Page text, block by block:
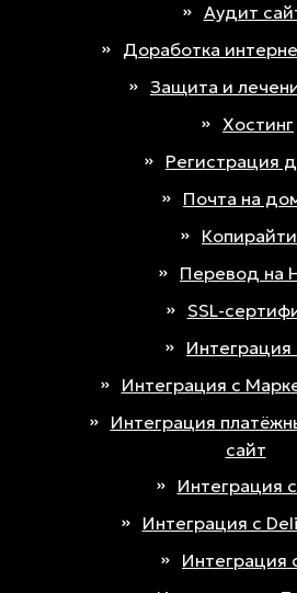
Аудит
Доработка
Защита и
Хостинг
Регистрация
Почта на
Перевод на
SSL-
Интеграция
Интеграция с
Интеграция
сайт
Интеграция
Интеграция с
Интеграция